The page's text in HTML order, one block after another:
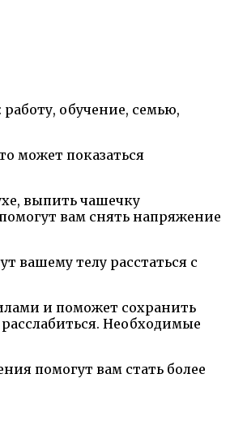
обучение, семью,
может показаться
выпить чашечку
вам снять напряжение
вашему телу расстаться с
и поможет сохранить
Необходимые
помогут вам стать более